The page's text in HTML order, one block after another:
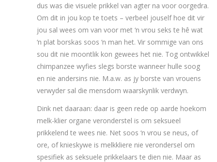
dus was die visuele prikkel van agter na voor oorgedra.
Om dit in jou kop te toets – verbeel jouself hoe dit vir
jou sal wees om van voor met ‘n vrou seks te hê wat
‘n plat borskas soos ‘n man het. Vir sommige van ons
sou dit nie moontlik kon gewees het nie. Tog ontwikkel
chimpanzee wyfies slegs borste wanneer hulle soog
en nie andersins nie. M.a.w. as jy borste van vrouens
verwyder sal die mensdom waarskynlik verdwyn.
Dink net daaraan: daar is geen rede op aarde hoekom
melk-klier organe veronderstel is om seksueel
prikkelend te wees nie. Net soos ‘n vrou se neus, of
ore, of knieskywe is melkkliere nie verondersel om
spesifiek as seksuele prikkelaars te dien nie. Maar as